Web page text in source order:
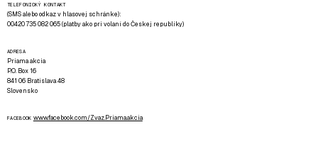
TELEFONICKÝ KONTAKT
(SMS alebo odkaz v hlasovej schránke):
00420 735 082 065 (platby ako pri volaní do Českej republiky)
ADRESA
Priama akcia
P.O. Box 16
841 06 Bratislava 48
Slovensko
FACEBOOK www.facebook.com/Zvaz.Priama.akcia